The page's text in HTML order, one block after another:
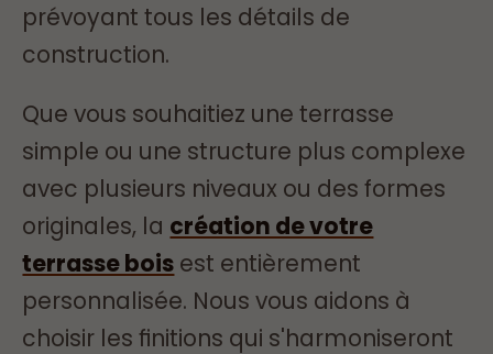
prévoyant tous les détails de
construction.
Que vous souhaitiez une terrasse
simple ou une structure plus complexe
avec plusieurs niveaux ou des formes
originales, la création de votre
terrasse bois est entièrement
personnalisée. Nous vous aidons à
choisir les finitions qui s'harmoniseront